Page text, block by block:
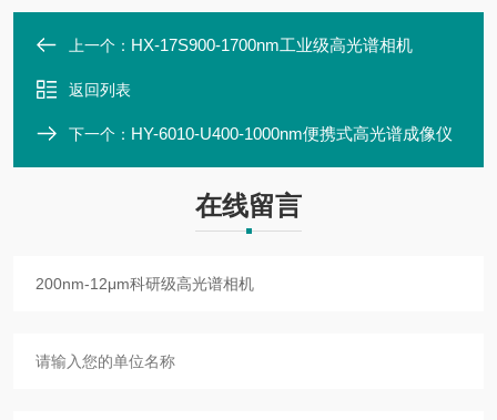
上一个： HX-17S900-1700nm工业级高光谱相机
返回列表
下一个： HY-6010-U400-1000nm便携式高光谱成像仪
在线留言